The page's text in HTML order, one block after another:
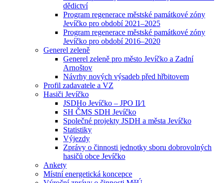
dědictví
Program regenerace městské památkové zóny
Jevíčko pro období 2021–2025
Program regenerace městské památkové zóny
Jevíčko pro období 2016–2020
Generel zeleně
Generel zeleně pro město Jevíčko a Zadní
Arnoštov
Návrhy nových výsadeb před hřbitovem
Profil zadavatele a VZ
Hasiči Jevíčko
JSDHo Jevíčko – JPO II⁄1
SH ČMS SDH Jevíčko
Společné projekty JSDH a města Jevíčko
Statistiky
Výjezdy
Zprávy o činnosti jednotky sboru dobrovolných
hasičů obce Jevíčko
Ankety
Místní energetická koncepce